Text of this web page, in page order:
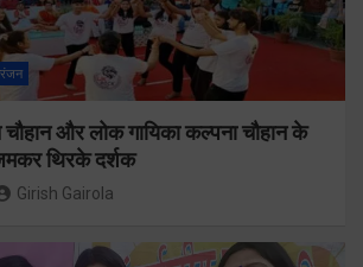
चौहान और लोक गायिका कल्पना चौहान के
थिरके दर्शक
Girish Gairola